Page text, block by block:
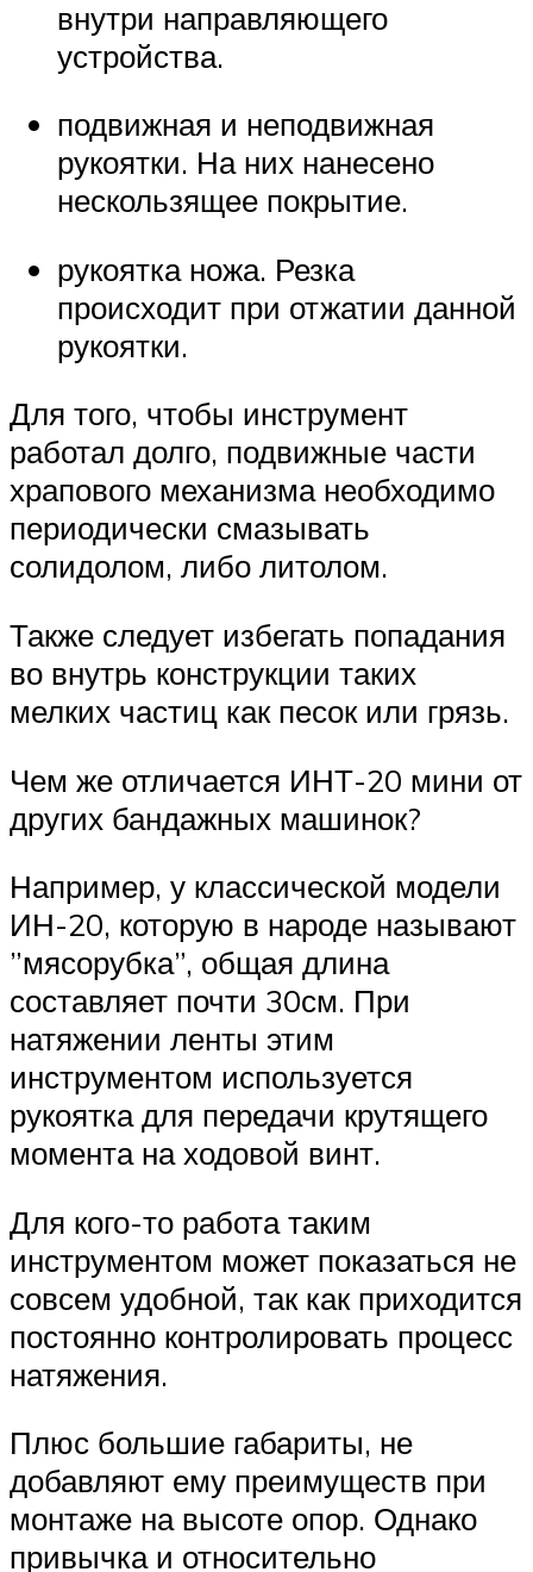
внутри направляющего
устройства.
подвижная и неподвижная
рукоятки. На них нанесено
нескользящее покрытие.
рукоятка ножа. Резка
происходит при отжатии данной
рукоятки.
Для того, чтобы инструмент
работал долго, подвижные части
храпового механизма необходимо
периодически смазывать
солидолом, либо литолом.
Также следует избегать попадания
во внутрь конструкции таких
мелких частиц как песок или грязь.
Чем же отличается ИНТ-20 мини от
других бандажных машинок?
Например, у классической модели
ИН-20, которую в народе называют
”мясорубка”, общая длина
составляет почти 30см. При
натяжении ленты этим
инструментом используется
рукоятка для передачи крутящего
момента на ходовой винт.
Для кого-то работа таким
инструментом может показаться не
совсем удобной, так как приходится
постоянно контролировать процесс
натяжения.
Плюс большие габариты, не
добавляют ему преимуществ при
монтаже на высоте опор. Однако
привычка и относительно